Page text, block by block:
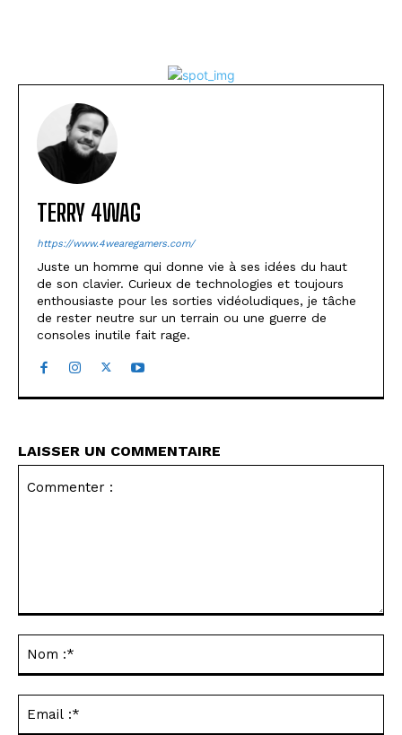
TERRY 4WAG
https://www.4wearegamers.com/
Juste un homme qui donne vie à ses idées du haut
de son clavier. Curieux de technologies et toujours
enthousiaste pour les sorties vidéoludiques, je tâche
de rester neutre sur un terrain ou une guerre de
consoles inutile fait rage.
LAISSER UN COMMENTAIRE